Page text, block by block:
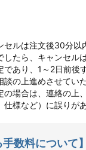
ルは注文後30分
たら、キャンセルは
あり、1～2日前
の上進めさせていた
場合は、連絡の上
様など）に誤りが
数料について】